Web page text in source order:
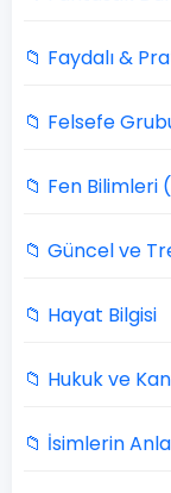
📁 Faydalı &
📁 Felsefe
📁 Fen Bilimleri
📁 Güncel ve
📁 Hayat Bilgisi
📁 Hukuk ve
📁 İsimlerin